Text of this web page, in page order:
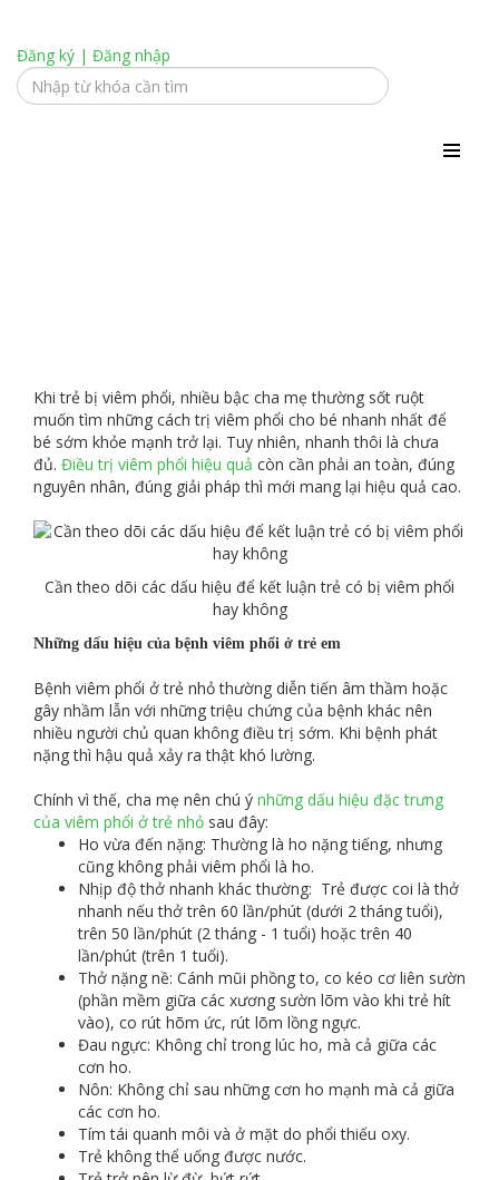
Đăng ký | Đăng nhập
Khi trẻ bị viêm phổi, nhiều bậc cha mẹ thường sốt ruột
muốn tìm những cách trị viêm phổi cho bé nhanh nhất để
bé sớm khỏe mạnh trở lại. Tuy nhiên, nhanh thôi là chưa
đủ. Điều trị viêm phổi hiệu quả còn cần phải an toàn, đúng
nguyên nhân, đúng giải pháp thì mới mang lại hiệu quả cao.
Cần theo dõi các dấu hiệu để kết luận trẻ có bị viêm phổi
hay không
Những dấu hiệu của bệnh viêm phổi ở trẻ em
Bệnh viêm phổi ở trẻ nhỏ thường diễn tiến âm thầm hoặc
gây nhầm lẫn với những triệu chứng của bệnh khác nên
nhiều người chủ quan không điều trị sớm. Khi bệnh phát
nặng thì hậu quả xảy ra thật khó lường.
Chính vì thế, cha mẹ nên chú ý những dấu hiệu đặc trưng
của viêm phổi ở trẻ nhỏ sau đây:
Ho vừa đến nặng: Thường là ho nặng tiếng, nhưng
cũng không phải viêm phổi là ho.
Nhịp độ thở nhanh khác thường: Trẻ được coi là thở
nhanh nếu thở trên 60 lần/phút (dưới 2 tháng tuổi),
trên 50 lần/phút (2 tháng - 1 tuổi) hoặc trên 40
lần/phút (trên 1 tuổi).
Thở nặng nề: Cánh mũi phồng to, co kéo cơ liên sườn
(phần mềm giữa các xương sườn lõm vào khi trẻ hít
vào), co rút hõm ức, rút lõm lồng ngực.
Đau ngực: Không chỉ trong lúc ho, mà cả giữa các
cơn ho.
Nôn: Không chỉ sau những cơn ho mạnh mà cả giữa
các cơn ho.
Tím tái quanh môi và ở mặt do phổi thiếu oxy.
Trẻ không thể uống được nước.